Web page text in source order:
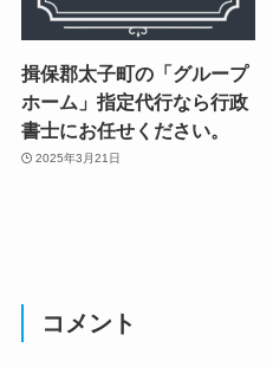
揖保郡太子町の「グループ
ホーム」指定代行なら行政
書士にお任せください。
2025年3月21日
コメント